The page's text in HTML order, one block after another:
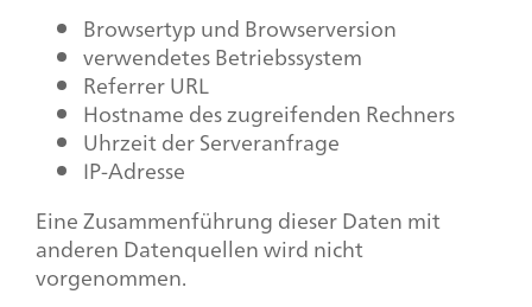
Browsertyp und Browserversion
verwendetes Betriebssystem
Referrer URL
Hostname des zugreifenden Rechners
Uhrzeit der Serveranfrage
IP-Adresse
Eine Zusammenführung dieser Daten mit
anderen Datenquellen wird nicht
vorgenommen.